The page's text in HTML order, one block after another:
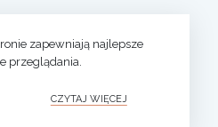
zapewniają najlepsze
przeglądania.
CZYTAJ WIĘCEJ